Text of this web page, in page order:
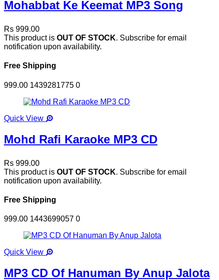
Mohabbat Ke Keemat MP3 Song
Rs 999.00
This product is OUT OF STOCK. Subscribe for email
notification upon availability.
Free Shipping
999.00 1439281775 0
Quick View
Mohd Rafi Karaoke MP3 CD
Rs 999.00
This product is OUT OF STOCK. Subscribe for email
notification upon availability.
Free Shipping
999.00 1443699057 0
Quick View
MP3 CD Of Hanuman By Anup Jalota